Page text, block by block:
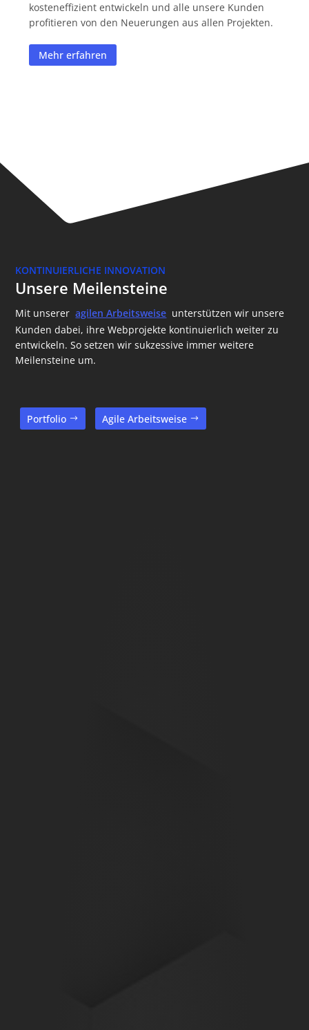
kosteneffizient entwickeln und alle unsere Kunden
profitieren von den Neuerungen aus allen Projekten.
Mehr erfahren
KONTINUIERLICHE INNOVATION
Unsere Meilensteine
Mit unserer agilen Arbeitsweise unterstützen wir unsere
Kunden dabei, ihre Webprojekte kontinuierlich weiter zu
entwickeln. So setzen wir sukzessive immer weitere
Meilensteine um.
Portfolio Agile Arbeitsweise